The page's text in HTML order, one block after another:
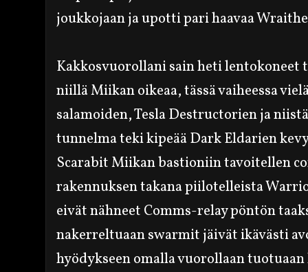
joukkojaan ja upotti parihaavaa
Kakkosvuorollani sain heti lentokoneet
niillä Miikan oikeaa, tässä vaiheessa
salamoiden, TeslaDestructorien ja
tunnelma teki kipeää Dark Eldarien
Scarabit Miikan bastioniin tavoitellen
rakennuksen takana piilotelleista
eivät nähneet Comms-relay pöntön
nakerreltuaan swarmit jäivät ikävästi
hyödykseen omalla vuorollaan tuotuaan